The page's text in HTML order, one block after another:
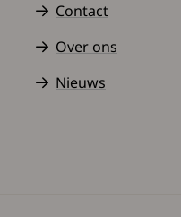
Contact
Over ons
Nieuws